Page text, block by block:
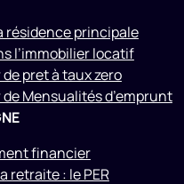
résidence principale
l’immobilier locatif
pret à taux zero
Mensualités d’emprunt
financier
retraite : le PER